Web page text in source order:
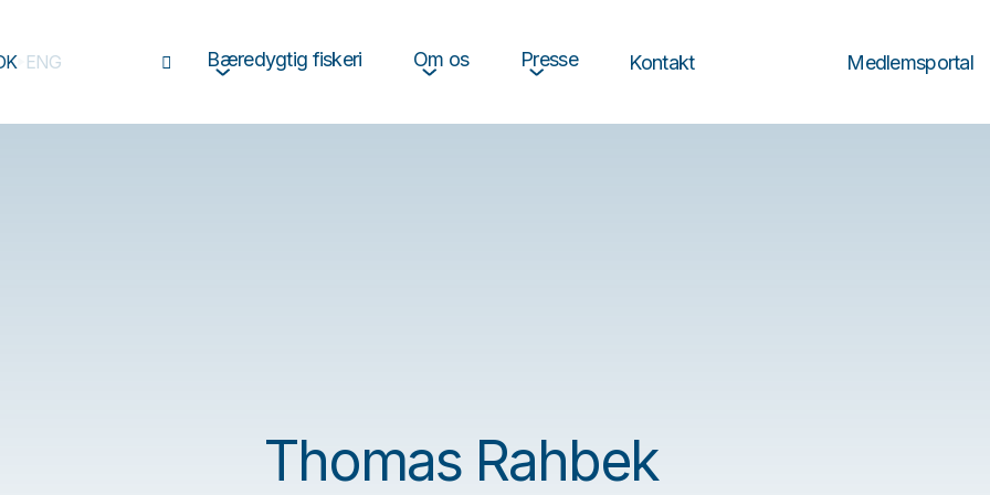
ENG Bæredygtig fiskeri Om os Presse Kontakt Medlemsportal
Thomas Rahbek